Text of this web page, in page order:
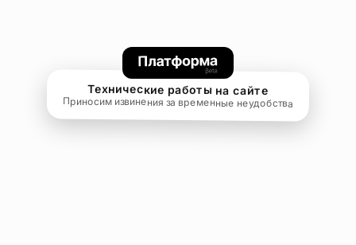
Технические работы на сайте
Приносим извинения за временные неудобства